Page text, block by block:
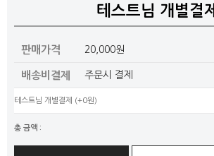
테스트님 개별결제
판매가격 20,000원
배송비결제 주문시 결제
테스트님 개별결제 (+0원)
총 금액 :